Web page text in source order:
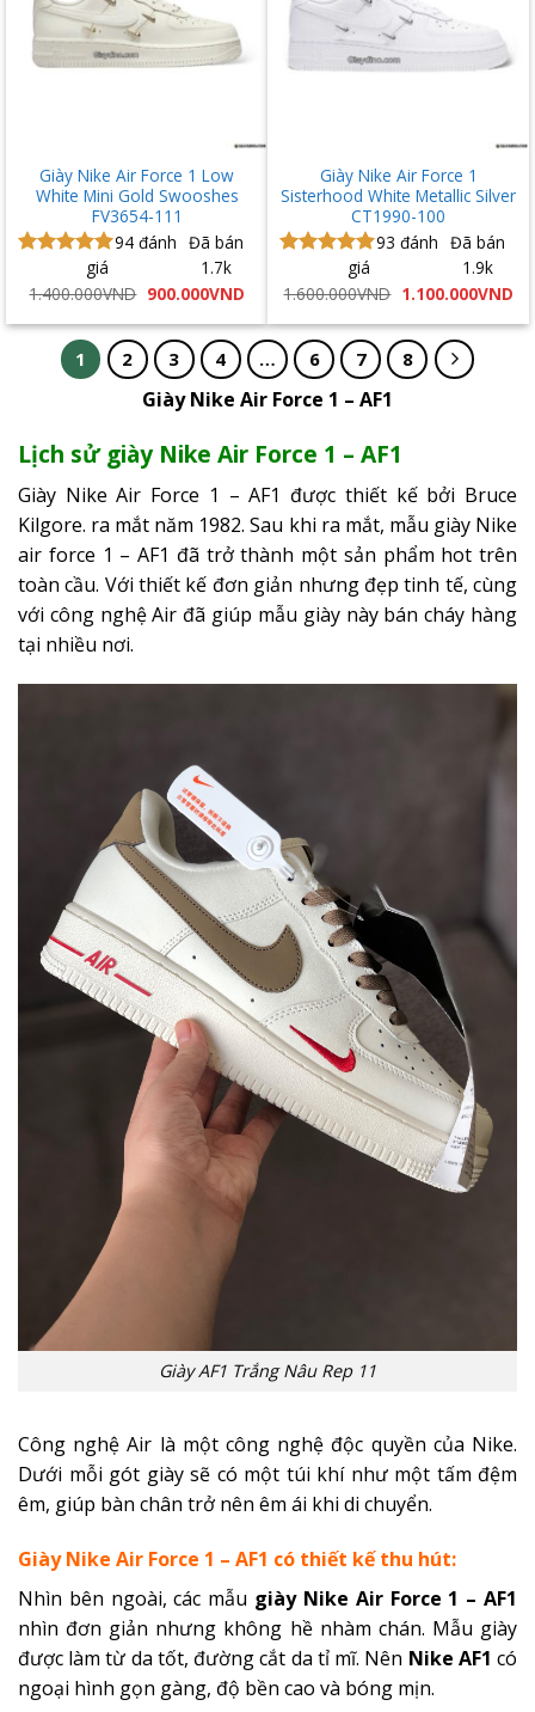
Giày Nike Air Force 1 Low
White Mini Gold Swooshes
FV3654-111
Được xếp
hạng5.00
94 đánh
giá
Đã bán
1.7k
1.400.000VND Giá
gốc
là:
1.400.000VND.
900.000VNDGiá
tại
là:
900.000VND.
Giày Nike Air Force 1
Sisterhood White Metallic Silver
CT1990-100
Được xếp
hạng 5.00
93 đánh
giá
Đã bán
1.9k
1.600.000VND Giá
gốc
là:
1.600.000VND.
1.100.000VND
tại
1 2 3 4 … 6 7 8
Giày Nike Air Force 1 – AF1
Lịch sử giày Nike Air Force 1 – AF1
Giày Nike Air Force 1 – AF1 được thiết kế bởi Bruce
Kilgore. ra mắt năm 1982. Sau khi ra mắt, mẫu giày Nike
air force 1 – AF1 đã trở thành một sản phẩm hot trên
toàn cầu. Với thiết kế đơn giản nhưng đẹp tinh tế, cùng
với công nghệ Air đã giúp mẫu giày này bán cháy hàng
tại nhiều nơi.
Giày AF1 Trắng Nâu Rep 11
Công nghệ Air là một công nghệ độc quyền của Nike.
Dưới mỗi gót giày sẽ có một túi khí như một tấm đệm
êm, giúp bàn chân trở nên êm ái khi di chuyển.
Giày Nike Air Force 1 – AF1 có thiết kế thu hút:
Nhìn bên ngoài, các mẫu giày Nike Air Force 1 – AF1
nhìn đơn giản nhưng không hề nhàm chán. Mẫu giày
được làm từ da tốt, đường cắt da tỉ mĩ. Nên Nike AF1 có
ngoại hình gọn gàng, độ bền cao và bóng mịn.